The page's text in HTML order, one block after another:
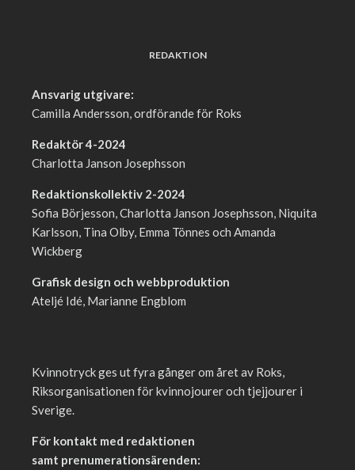
REDAKTION
Ansvarig utgivare:
Camilla Andersson, ordförande för Roks
Redaktör 4-2024
Charlotta Janson Josephsson
Redaktionskollektiv 2-2024
Sofia Börjesson, Charlotta Janson Josephsson, Niquita
Karlsson, Tina Olby, Emma Tönnes och Amanda
Wickberg
Grafisk design och webbproduktion
Ateljé Idé, Marianne Engblom
Kvinnotryck ges ut fyra gånger om året av Roks,
Riksorganisationen för kvinnojourer och tjejjourer i
Sverige.
För kontakt med redaktionen
samt prenumerationsärenden: